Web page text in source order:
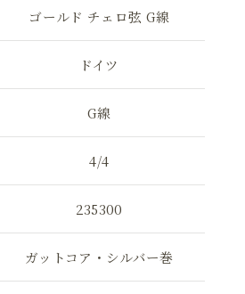
ゴールド チェロ弦 G線
ドイツ
G線
4/4
235300
ガットコア・シルバー巻